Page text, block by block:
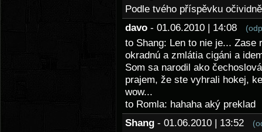
Podle tvého příspěvku
davo - 01.06.2010 | 14:08
to Shang: Len to nie je...
okradnú a zmlátia cigáni a
Som sa narodil ako
prajem, že ste vyhrali hokej,
wow...
to Romla: hahaha aký preklad
Shang - 01.06.2010 | 13:52